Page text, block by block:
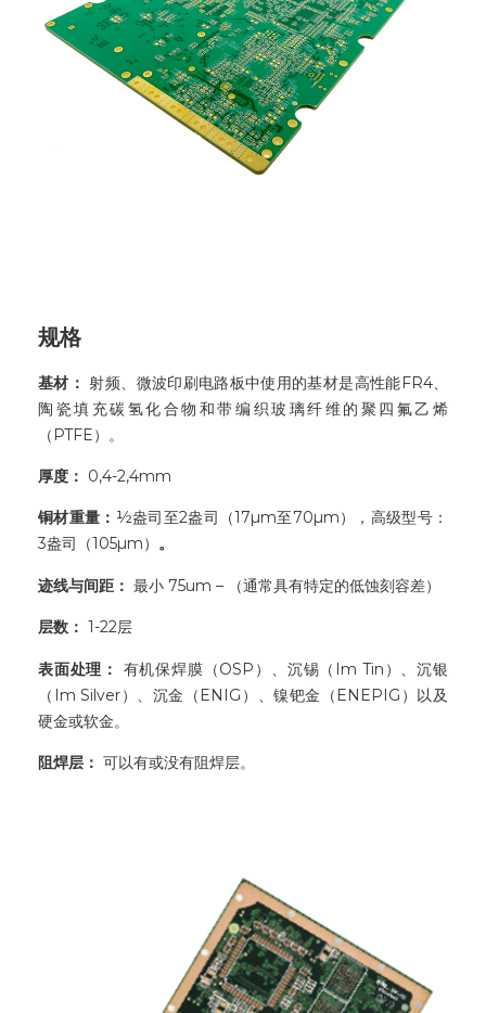
规格
基材： 射频、微波印刷电路板中使用的基材是高性能FR4、
陶瓷填充碳氢化合物和带编织玻璃纤维的聚四氟乙烯
（PTFE）。
厚度： 0,4-2,4mm
铜材重量： ½盎司至2盎司（17µm至70µm），高级型号：
3盎司（105µm） 。
迹线与间距： 最小 75um – （通常具有特定的低蚀刻容差）
层数： 1-22层
表面处理：
有机保焊膜（OSP）、沉锡（Im Tin）、沉银
（Im Silver）、沉金（ENIG）、镍钯金（ENEPIG）以及
硬金或软金。
阻焊层： 可以有或没有阻焊层。